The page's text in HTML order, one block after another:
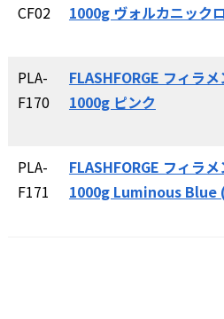
CF02
1000g ヴォルカニック
PLA-
F170
FLASHFORGE フィラ
1000g ピンク
PLA-
F171
FLASHFORGE フィラ
1000g Luminous Blue